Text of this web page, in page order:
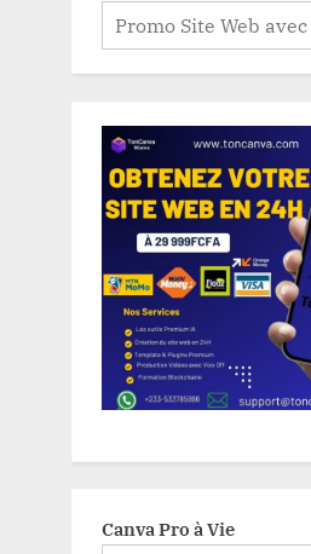
Canva Pro à Vie